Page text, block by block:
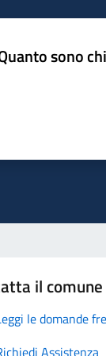
sono
il comune
le domande
Assistenza